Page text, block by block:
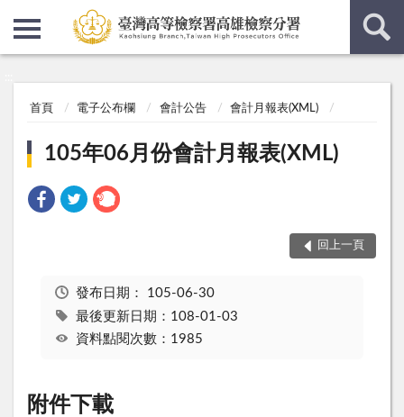
首頁 電子公布欄 會計公告 會計月報表(XML)
105年06月份會計月報表(XML)
回上一頁
發布日期： 105-06-30
最後更新日期：108-01-03
資料點閱次數：1985
附件下載